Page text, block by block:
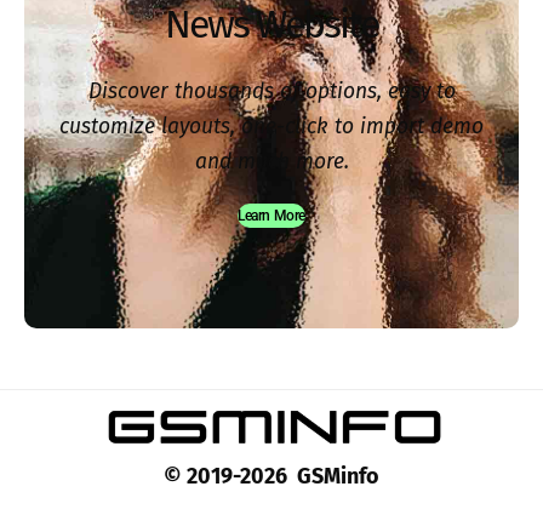
News Website
Discover thousands of options, easy to
customize layouts, one-click to import demo
and much more.
Learn More
© 2019-2026 GSMinfo